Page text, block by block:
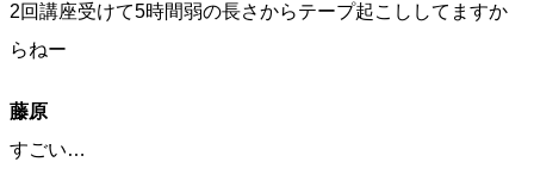
2回講座受けて5時間弱の長さからテープ起こししてますか
らねー
藤原
すごい…